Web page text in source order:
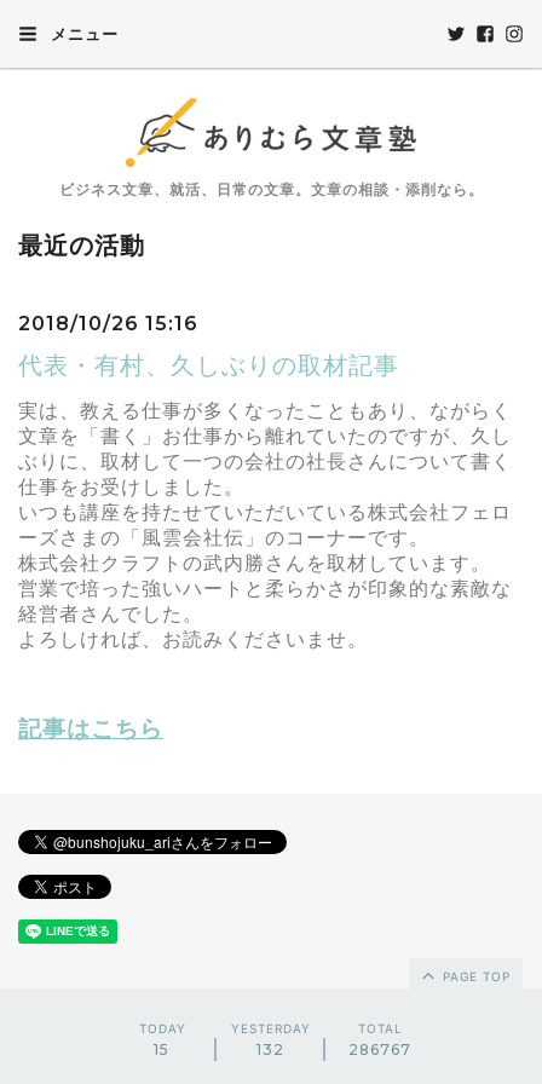
メニュー
ビジネス文章、就活、日常の文章。文章の相談・添削なら。
最近の活動
2018/10/26 15:16
代表・有村、久しぶりの取材記事
実は、教える仕事が多くなったこともあり、ながらく
文章を「書く」お仕事から離れていたのですが、久し
ぶりに、取材して一つの会社の社長さんについて書く
仕事をお受けしました。
いつも講座を持たせていただいている株式会社フェロ
ーズさまの「風雲会社伝」のコーナーです。
株式会社クラフトの武内勝さんを取材しています。
営業で培った強いハートと柔らかさが印象的な素敵な
経営者さんでした。
よろしければ、お読みくださいませ。
記事はこちら
PAGE TOP
TODAY
15
YESTERDAY
132
TOTAL
286767